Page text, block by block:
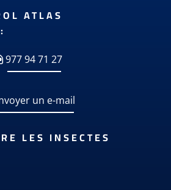
ATLAS
977 94 71 27
un e-mail
LES INSECTES